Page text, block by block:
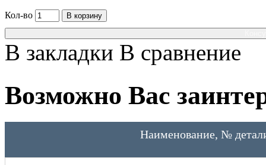
Кол-во
В корзину
В закладки В сравнение
Возможно Вас
Наименование, №